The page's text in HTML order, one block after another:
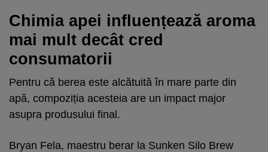
Chimia apei influențează aroma
mai mult decât cred
consumatorii
Pentru că berea este alcătuită în mare parte din
apă, compoziția acesteia are un impact major
asupra produsului final.
Bryan Fela, maestru berar la Sunken Silo Brew